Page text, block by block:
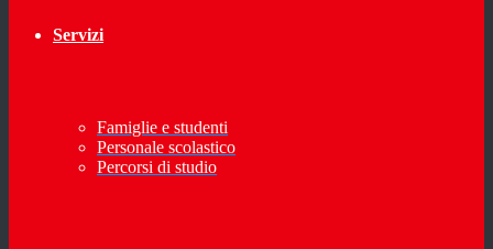
Servizi
Famiglie e studenti
Personale scolastico
Percorsi di studio